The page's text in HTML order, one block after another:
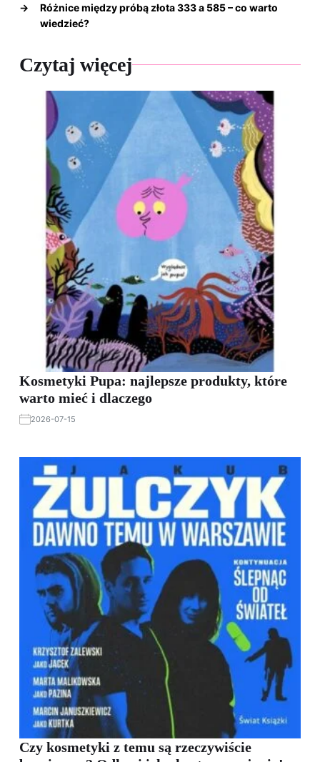
→
Różnice między próbą złota 333 a 585 – co warto
wiedzieć?
Czytaj więcej
Kosmetyki Pupa: najlepsze produkty, które
warto mieć i dlaczego
2026-07-15
Czy kosmetyki z temu są rzeczywiście